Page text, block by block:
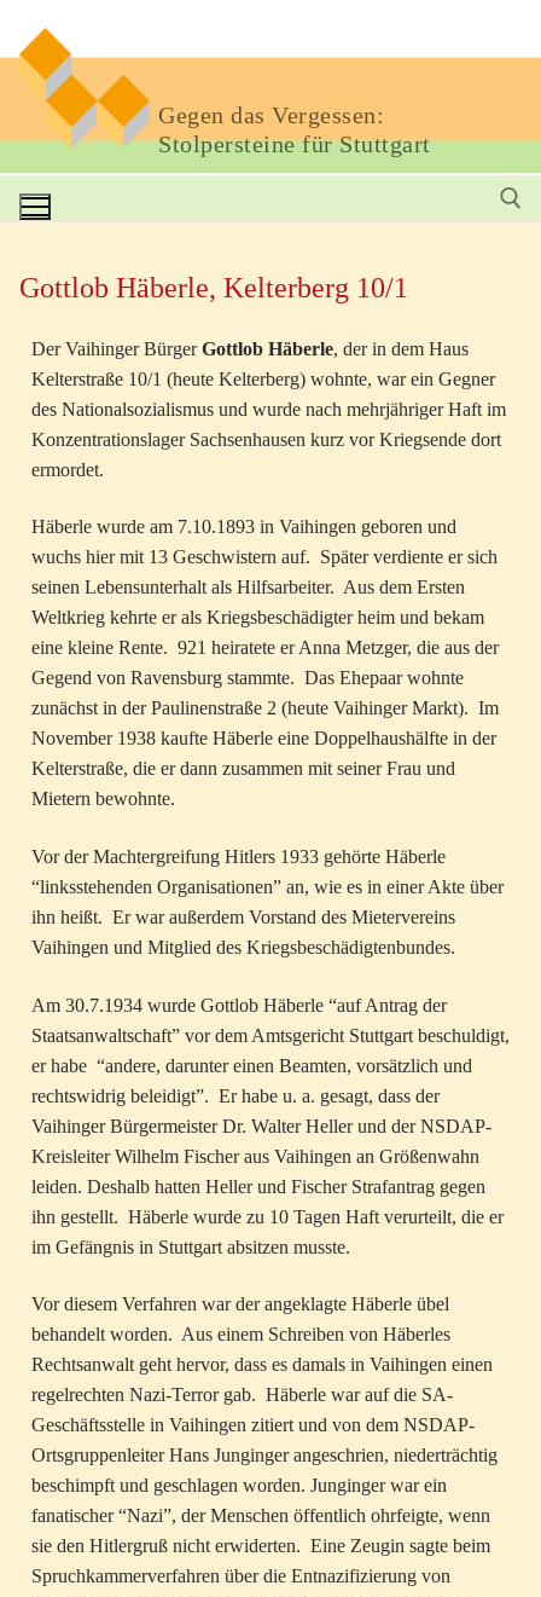
Gegen das Vergessen:
Stolpersteine für Stuttgart
Gottlob Häberle, Kelterberg 10/1
Der Vaihinger BürgerGottlob Häberle, der in dem Haus
Kelterstraße 10/1 (heute Kelterberg) wohnte, war ein Gegner
des Nationalsozialismus und wurde nach mehrjähriger Haft im
Konzentrationslager Sachsenhausen kurz vor Kriegsende dort
ermordet.
Häberle wurde am 7.10.1893 in Vaihingen geboren und
wuchs hier mit 13 Geschwistern auf. Später verdiente er sich
seinen Lebensunterhalt als Hilfsarbeiter. Aus dem Ersten
Weltkrieg kehrte er als Kriegsbeschädigter heim und bekam
eine kleine Rente. 921 heiratete er Anna Metzger, die aus der
Gegend von Ravensburg stammte. Das Ehepaar wohnte
zunächst in der Paulinenstraße 2 (heute Vaihinger Markt). Im
November 1938 kaufte Häberle eine Doppelhaushälfte in der
Kelterstraße, die er dann zusammen mit seiner Frau und
Mietern bewohnte.
Vor der Machtergreifung Hitlers 1933 gehörte Häberle
“linksstehenden Organisationen” an, wie es in einer Akte über
ihn heißt. Er war außerdem Vorstand des Mietervereins
Vaihingen und Mitglied des Kriegsbeschädigtenbundes.
Am 30.7.1934 wurde Gottlob Häberle “auf Antrag der
Staatsanwaltschaft” vor dem Amtsgericht Stuttgart beschuldigt,
er habe “andere, darunter einen Beamten, vorsätzlich und
rechtswidrig beleidigt”. Er habe u. a. gesagt, dass der
Vaihinger Bürgermeister Dr. Walter Heller und der NSDAP-
Kreisleiter Wilhelm Fischer aus Vaihingen an Größenwahn
leiden. Deshalb hatten Heller und Fischer Strafantrag gegen
ihn gestellt. Häberle wurde zu 10 Tagen Haft verurteilt, die er
im Gefängnis in Stuttgart absitzen musste.
Vor diesem Verfahren war der angeklagte Häberle übel
behandelt worden. Aus einem Schreiben von Häberles
Rechtsanwalt geht hervor, dass es damals in Vaihingen einen
regelrechten Nazi-Terror gab. Häberle war auf die SA-
Geschäftsstelle in Vaihingen zitiert und von dem NSDAP-
Ortsgruppenleiter Hans Junginger angeschrien, niederträchtig
beschimpft und geschlagen worden. Junginger war ein
fanatischer “Nazi”, der Menschen öffentlich ohrfeigte, wenn
sie den Hitlergruß nicht erwiderten. Eine Zeugin sagte beim
Spruchkammerverfahren über die Entnazifizierung von